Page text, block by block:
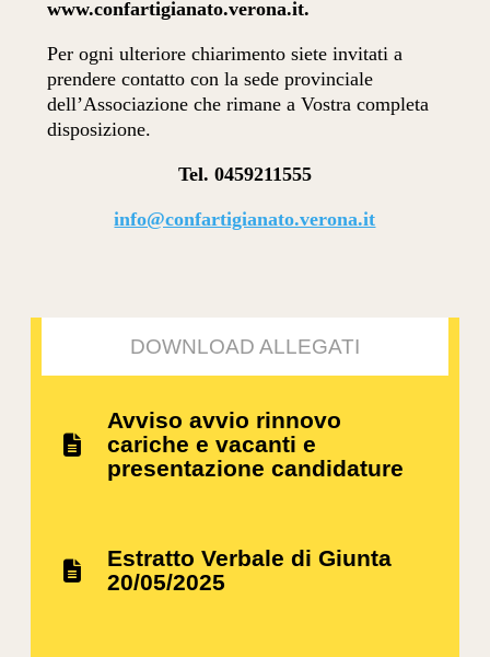
www.confartigianato.verona.it.
Per ogni ulteriore chiarimento siete invitati a
prendere contatto con la sede provinciale
dell’Associazione che rimane a Vostra completa
disposizione.
Tel. 0459211555
info@confartigianato.verona.it
DOWNLOAD ALLEGATI
Avviso avvio rinnovo
cariche e vacanti e
presentazione candidature
Estratto Verbale di Giunta
20/05/2025